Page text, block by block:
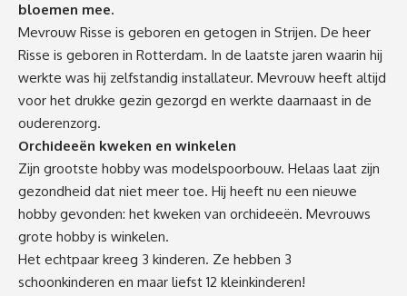
bloemen mee.
Mevrouw Risse is geboren en getogen in Strijen. De heer
Risse is geboren in Rotterdam. In de laatste jaren waarin hij
werkte was hij zelfstandig installateur. Mevrouw heeft altijd
voor het drukke gezin gezorgd en werkte daarnaast in de
ouderenzorg.
Orchideeën kweken en winkelen
Zijn grootste hobby was modelspoorbouw. Helaas laat zijn
gezondheid dat niet meer toe. Hij heeft nu een nieuwe
hobby gevonden: het kweken van orchideeën. Mevrouws
grote hobby is winkelen.
Het echtpaar kreeg 3 kinderen. Ze hebben 3
schoonkinderen en maar liefst 12 kleinkinderen!